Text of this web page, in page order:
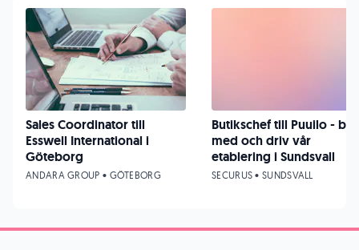
Sales Coordinator till
Esswell International i
Göteborg
ANDARA GROUP • GÖTEBORG
Butikschef till Puuilo - bli
med och driv vår
etablering i Sundsvall
SECURUS • SUNDSVALL